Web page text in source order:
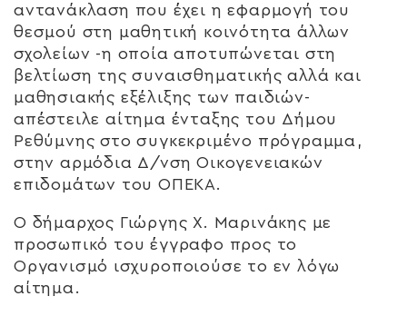
αντανάκλαση που έχει η εφαρμογή του
θεσμού στη μαθητική κοινότητα άλλων
σχολείων -η οποία αποτυπώνεται στη
βελτίωση της συναισθηματικής αλλά και
μαθησιακής εξέλιξης των παιδιών-
απέστειλε αίτημα ένταξης του Δήμου
Ρεθύμνης στο συγκεκριμένο πρόγραμμα,
στην αρμόδια Δ/νση Οικογενειακών
επιδομάτων του ΟΠΕΚΑ.
O δήμαρχος Γιώργης Χ. Μαρινάκης με
προσωπικό του έγγραφο προς το
Οργανισμό ισχυροποιούσε το εν λόγω
αίτημα.